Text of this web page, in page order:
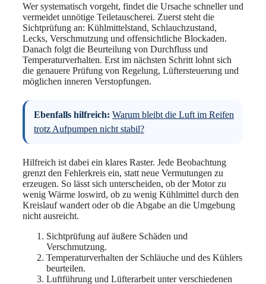
Wer systematisch vorgeht, findet die Ursache schneller und
vermeidet unnötige Teiletauscherei. Zuerst steht die
Sichtprüfung an: Kühlmittelstand, Schlauchzustand,
Lecks, Verschmutzung und offensichtliche Blockaden.
Danach folgt die Beurteilung von Durchfluss und
Temperaturverhalten. Erst im nächsten Schritt lohnt sich
die genauere Prüfung von Regelung, Lüftersteuerung und
möglichen inneren Verstopfungen.
Ebenfalls hilfreich: Warum bleibt die Luft im Reifen
trotz Aufpumpen nicht stabil?
Hilfreich ist dabei ein klares Raster. Jede Beobachtung
grenzt den Fehlerkreis ein, statt neue Vermutungen zu
erzeugen. So lässt sich unterscheiden, ob der Motor zu
wenig Wärme loswird, ob zu wenig Kühlmittel durch den
Kreislauf wandert oder ob die Abgabe an die Umgebung
nicht ausreicht.
Sichtprüfung auf äußere Schäden und
Verschmutzung.
Temperaturverhalten der Schläuche und des Kühlers
beurteilen.
Luftführung und Lüfterarbeit unter verschiedenen